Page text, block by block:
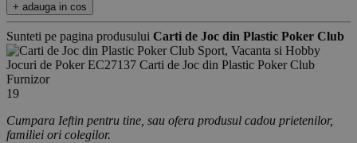
+ adauga in cos
Sunteti pe pagina produsului Carti de Joc din Plastic Poker Club
Sport, Vacanta si Hobby
Jocuri de Poker EC27137 Carti de Joc din Plastic Poker Club
Furnizor
19
Cumpara Ieftin pentru tine, sau ofera produsul cadou prietenilor,
familiei ori colegilor.